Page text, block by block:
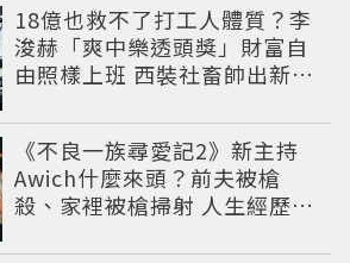
18億也救不了打工人體質？李
浚赫「爽中樂透頭獎」財富自
由照樣上班 西裝社畜帥出新高
《不良一族尋愛記2》新主持
Awich什麼來頭？前夫被槍
殺、家裡被槍掃射 人生經歷比